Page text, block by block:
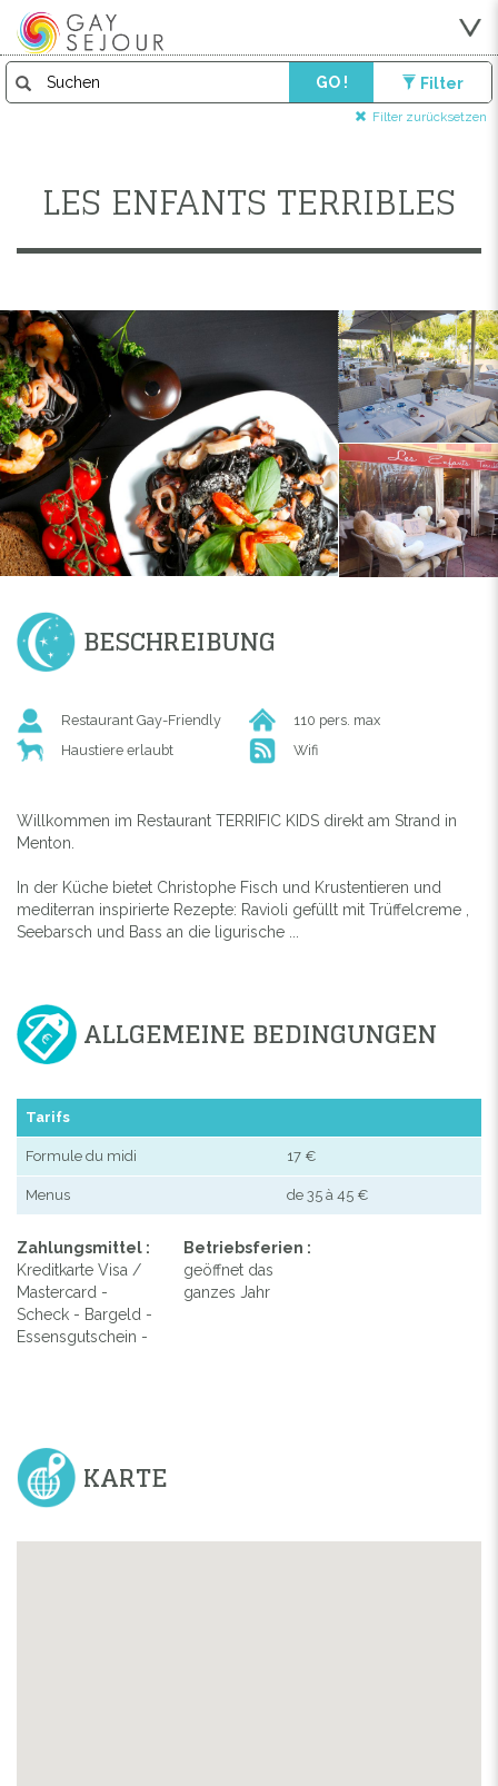
GO ! Filter
Filter zurücksetzen
LES ENFANTS TERRIBLES
BESCHREIBUNG
Restaurant Gay-Friendly
110 pers. max
Haustiere erlaubt
Wifi
Willkommen im Restaurant TERRIFIC KIDS direkt am Strand in
Menton.
In der Küche bietet Christophe Fisch und Krustentieren und
mediterran inspirierte Rezepte: Ravioli gefüllt mit Trüffelcreme ,
Seebarsch und Bass an die ligurische ...
ALLGEMEINE BEDINGUNGEN
Tarifs
Formule du midi 17 €
Menus de 35 à 45 €
Zahlungsmittel :
Kreditkarte Visa /
Mastercard -
Scheck - Bargeld -
Essensgutschein -
Betriebsferien :
geöffnet das
ganzes Jahr
KARTE